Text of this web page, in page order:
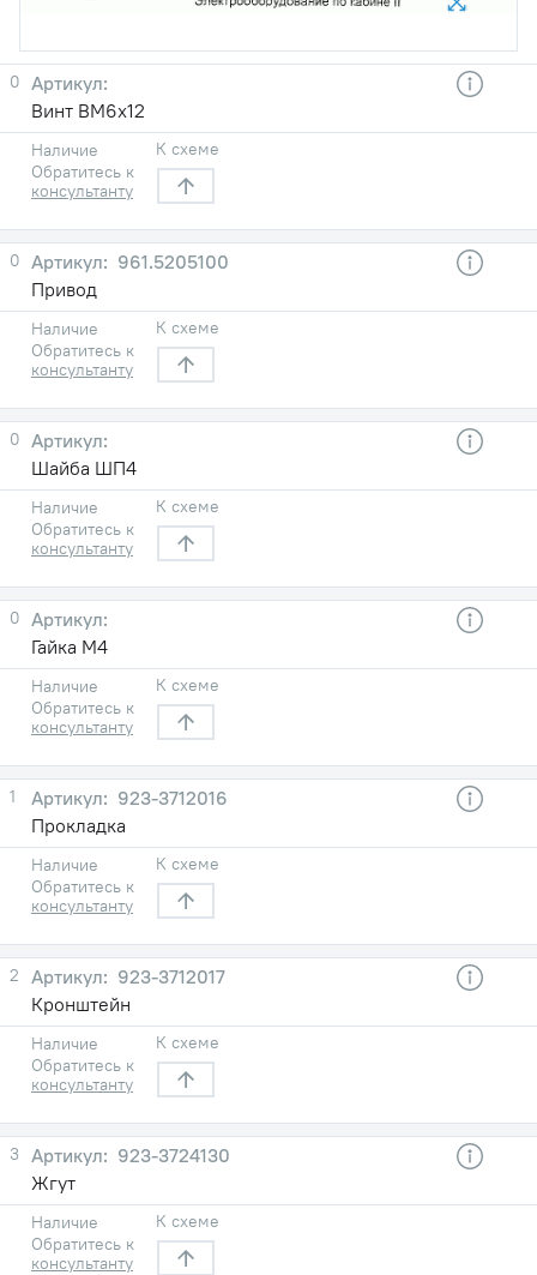
0
Винт ВМ6х12
Наличие
Обратитесь к
консультанту
К схеме
0
961.5205100
Привод
Наличие
Обратитесь к
консультанту
К схеме
0
Шайба ШП4
Наличие
Обратитесь к
консультанту
К схеме
0
Гайка М4
Наличие
Обратитесь к
консультанту
К схеме
1
923-3712016
Прокладка
Наличие
Обратитесь к
консультанту
К схеме
2
923-3712017
Кронштейн
Наличие
Обратитесь к
консультанту
К схеме
3
923-3724130
Жгут
Наличие
Обратитесь к
консультанту
К схеме